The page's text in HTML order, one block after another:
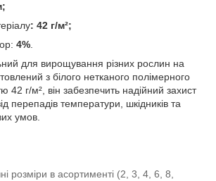
: 42 г/м²;
4%.
для вирощування різних рослин на
з білого нетканого полімерного
42 г/м², він забезпечить надійний захист
перепадів температури, шкідників та
умов.
розміри в асортименті (2, 3, 4, 6, 8,